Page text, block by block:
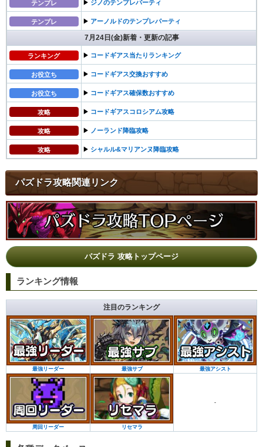
テンプレ ▶︎ ジノのテンプレパーティ
テンプレ ▶︎ アーノルドのテンプレパーティ
7月24日(金)新着・更新の記事
ランキング ▶︎ コードギアス当たりランキング
お役立ち ▶︎ コードギアス交換おすすめ
お役立ち ▶︎ コードギアス確保数おすすめ
攻略 ▶︎ コードギアスコロシアム攻略
攻略 ▶︎ ノーランド降臨攻略
攻略 ▶︎ シャルル&マリアンヌ降臨攻略
パズドラ攻略関連リンク
パズドラ 攻略トップページ
ランキング情報
注目のランキング
最強リーダー 最強サブ 最強アシスト
周回リーダー リセマラ
-